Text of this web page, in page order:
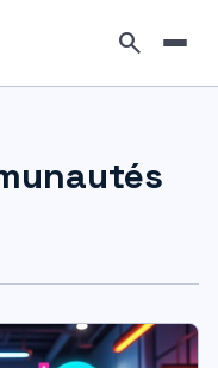
search